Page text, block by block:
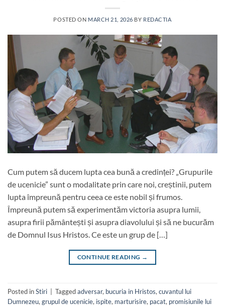
POSTED ON MARCH 21, 2026 BY REDACTIA
Cum putem să ducem lupta cea bună a credinței? „Grupurile
de ucenicie” sunt o modalitate prin care noi, creștinii, putem
lupta împreună pentru ceea ce este nobil și frumos.
Împreună putem să experimentăm victoria asupra lumii,
asupra firii pământești și asupra diavolului și să ne bucurăm
de Domnul Isus Hristos. Ce este un grup de […]
CONTINUE READING →
Posted inStiri Taggedadversar, bucuria in Hristos, cuvantul lui
Dumnezeu, grupul de ucenicie, ispite, marturisire, pacat, promisiunile lui